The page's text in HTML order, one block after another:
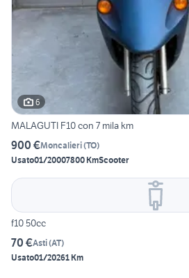
6
MALAGUTI F10 con 7 mila km
900 €Moncalieri(TO)
Usato01/20007800 KmScooter
f10 50cc
70 €Asti(AT)
Usato01/20261 Km